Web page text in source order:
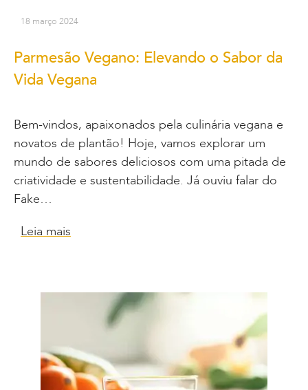
18 março 2024
Parmesão Vegano: Elevando o Sabor da
Vida Vegana
Bem-vindos, apaixonados pela culinária vegana e
novatos de plantão! Hoje, vamos explorar um
mundo de sabores deliciosos com uma pitada de
criatividade e sustentabilidade. Já ouviu falar do
Fake…
Leia mais